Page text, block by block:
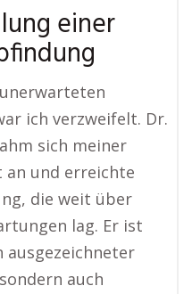
einer
ich verzweifelt. Dr.
sich meiner
an und erreichte
die weit über
lag. Er ist
ausgezeichneter
auch